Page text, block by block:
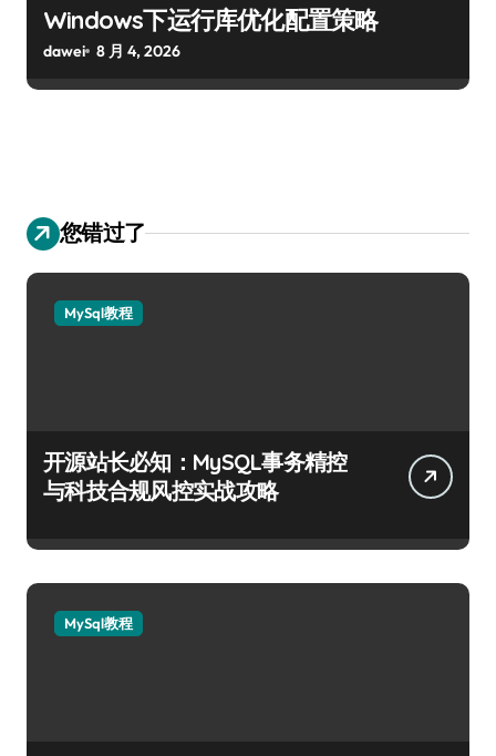
Windows下运行库优化配置策略
dawei 8 月 4, 2026
您错过了
MySql教程
开源站长必知：MySQL事务精控
与科技合规风控实战攻略
MySql教程